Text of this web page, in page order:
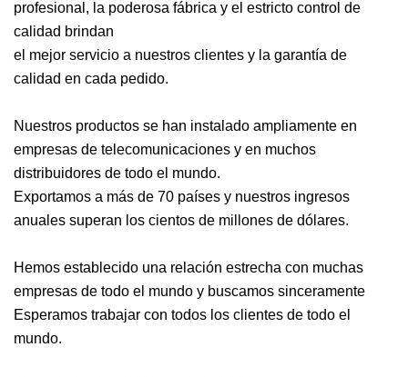
profesional, la poderosa fábrica y el estricto control de
calidad brindan
el mejor servicio a nuestros clientes y la garantía de
calidad en cada pedido.
Nuestros productos se han instalado ampliamente en
empresas de telecomunicaciones y en muchos
distribuidores de todo el mundo.
Exportamos a más de 70 países y nuestros ingresos
anuales superan los cientos de millones de dólares.
Hemos establecido una relación estrecha con muchas
empresas de todo el mundo y buscamos sinceramente
Esperamos trabajar con todos los clientes de todo el
mundo.